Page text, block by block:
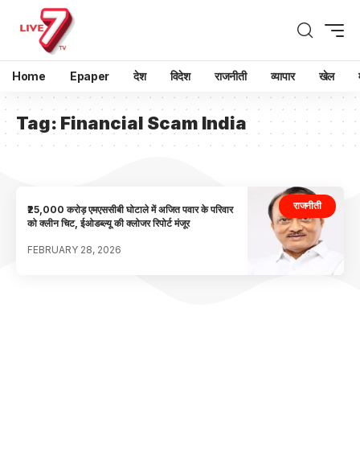
Home Epaper देश विदेश राजनीती व्यापार खेल
Tag: Financial Scam India
राजनीती
₹25,000 करोड़ एमएससीबी घोटाले में अजित पवार के परिवार
को क्लीन चिट, ईओडब्ल्यू की क्लोजर रिपोर्ट मंजूर
FEBRUARY 28, 2026